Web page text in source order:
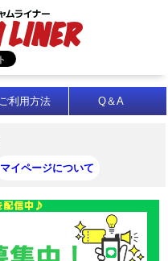
ご利用方法 Q＆A
マイページについて